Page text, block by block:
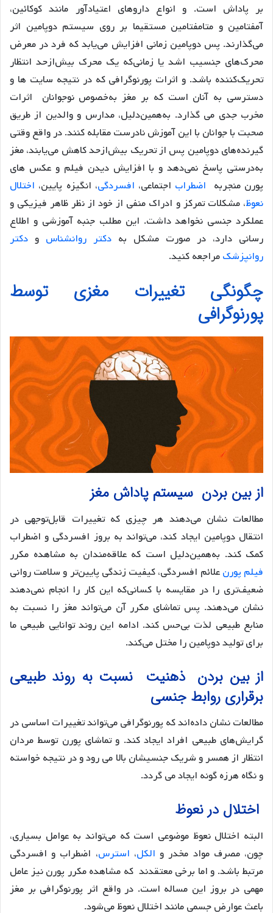
بر پاداش است. و انواع داروهای اعتیادآور مانند کوکائین،
آمفتامین و متامفتامین مستقیما بر روی سیستم دوپامین اثر
می‌گذارند. پس دوپامین زمانی افزایش می‌یابد که فرد در معرض
محرک‌های جنسیب اشد یا زمانی‌که یک محرک بیش‌ازحد انتظار
تحریک‌کننده باشد. و اثرات پورنوگرافی که در نتیجه سایت ها و
دسترسی به آنان است که بر مغز به‌خصوص نوجوانان اثرات
مخرب جدی می گذارد. به‌همین‌دلیل، مدارس و والدین از طریق
صحبت با جوانان با این آموزش نادرست مقابله کنند. در واقع وقتی
گیرنده‌های دوپامین پس از تحریک بیش‌از‌حد کاهش می‌یابند، مغز
به‌درستی پاسخ نمی‌دهد و با افزایش دیدن فیلم و عکس های
پورن منجربه اضطراب اجتماعی، افسردگی، انگیزه پایین، اختلال
نعوظ، مشکلات تمرکز و ادراک منفی از خود از نظر ظاهر فیزیکی و
عملکرد جنسی نخواهد داشت. این مطلب جنبه آموزشی و اطلاع
رسانی دارد، در صورت مشکل به دکتر روانشناس و دکتر
روانپزشکمراجعه کنید.
چگونگی تغییرات مغزی توسط
پورنوگرافی
از بین بردن سیستم پاداش مغز
مطالعات نشان می‌دهند هر چیزی که تغییرات قابل‌توجهی در
انتقال دوپامین ایجاد کند، می‌تواند به بروز افسردگی و اضطراب
کمک کند. به‌همین‌دلیل است که علاقه‌مندان به مشاهده مکرر
فیلم پورنعلائم افسردگی، کیفیت زندگی پایین‌تر و سلامت روانی
ضعیف‌تری را در مقایسه با کسانی‌که این کار را انجام نمی‌دهند
نشان می‌دهند. پس تماشای مکرر آن می‌تواند مغز را نسبت به
منابع طبیعی لذت بی‌حس کند. ادامه این روند توانایی طبیعی ما
برای تولید دوپامین را مختل می‌کند.
از بین بردن ذهنیت نسبت به روند طبیعی
برقراری روابط جنسی
مطالعات نشان داده‌اند که پورنوگرافی می‌تواند تغییرات اساسی در
گرایش‌های طبیعی افراد ایجاد کند. و تماشای پورن توسط مردان
انتظار از همسر و شریک جنسیشان بالا می رود و در نتیجه خواسته
و نگاه هرزه گونه ایجاد می گردد.
اختلال در نعوظ
البته اختلال نعوظ موضوعی است که می‌تواند به عوامل بسیاری،
چون، مصرف مواد مخدر و الکل، استرس، اضطراب و افسردگی
مرتبط باشد. و اما برخی معتقدند که مشاهده مکرر پورن نیز عامل
مهمی در بروز این مساله است. در واقع اثر پورنوگرافی بر مغز
باعث عوارض جسمی مانند اختلال نعوظ می‌شود.